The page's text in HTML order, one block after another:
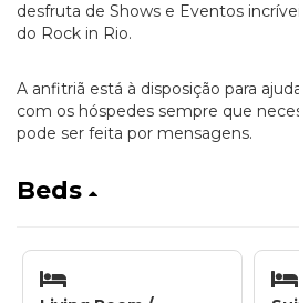
desfruta de Shows e Eventos
do Rock in Rio.
A anfitriã está à disposição para
com os hóspedes sempre que
pode ser feita por mensagens.
Beds